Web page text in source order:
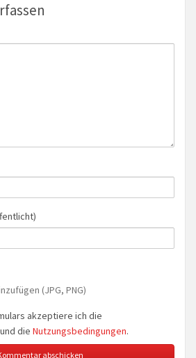
(JPG, PNG)
akzeptiere ich die
und die Nutzungsbedingungen.